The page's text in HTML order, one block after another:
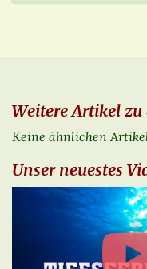
Weitere Artikel
Keine ähnlichen
Unser neuestes